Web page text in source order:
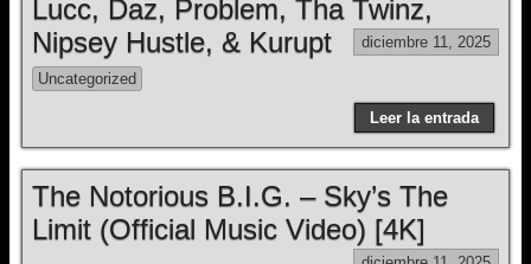
Lucc, Daz, Problem, Tha Twinz,
Nipsey Hustle, & Kurupt
diciembre 11, 2025
Uncategorized
Leer la entrada
The Notorious B.I.G. – Sky’s The
Limit (Official Music Video) [4K]